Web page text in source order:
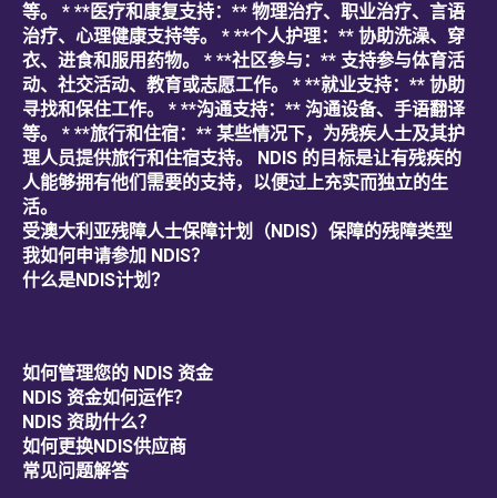
等。 * **医疗和康复支持：** 物理治疗、职业治疗、言语
治疗、心理健康支持等。 * **个人护理：** 协助洗澡、穿
衣、进食和服用药物。 * **社区参与：** 支持参与体育活
动、社交活动、教育或志愿工作。 * **就业支持：** 协助
寻找和保住工作。 * **沟通支持：** 沟通设备、手语翻译
等。 * **旅行和住宿：** 某些情况下，为残疾人士及其护
理人员提供旅行和住宿支持。 NDIS 的目标是让有残疾的
人能够拥有他们需要的支持，以便过上充实而独立的生
活。
受澳大利亚残障人士保障计划（NDIS）保障的残障类型
我如何申请参加 NDIS？
什么是NDIS计划？
如何管理您的 NDIS 资金
NDIS 资金如何运作？
NDIS 资助什么？
如何更换NDIS供应商
常见问题解答